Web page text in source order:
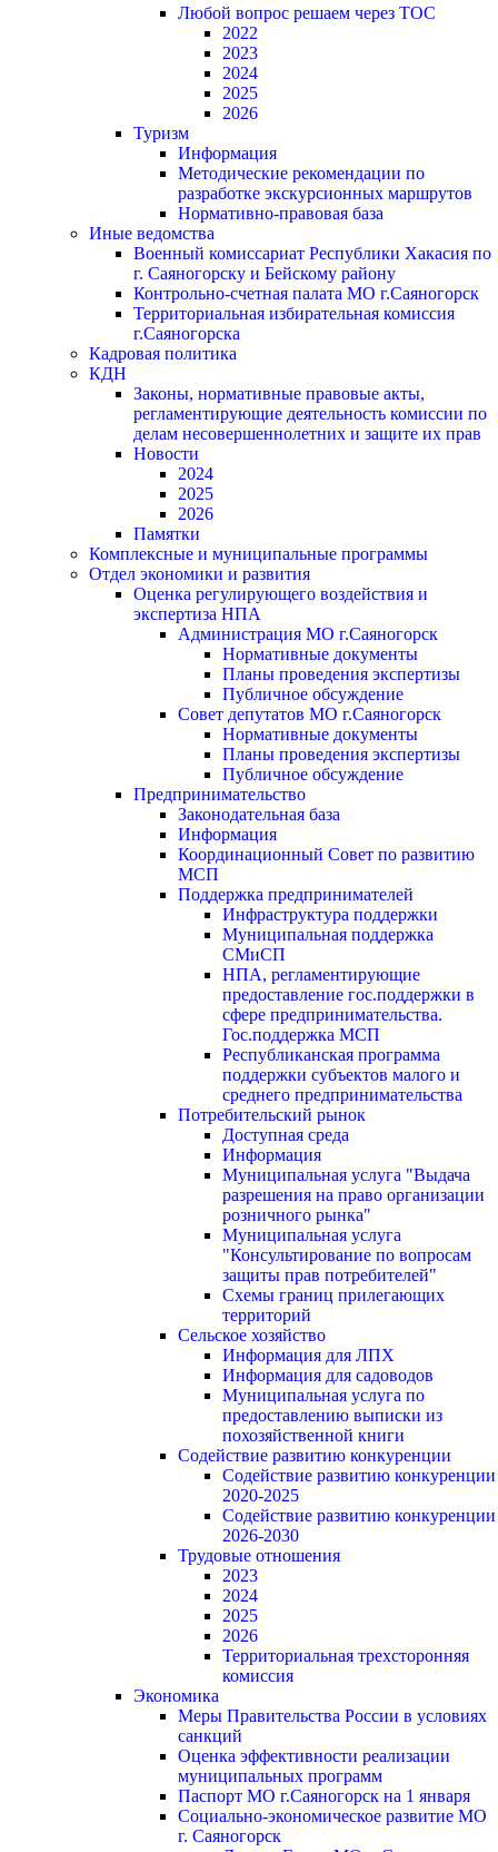
Любой вопрос решаем через ТОС
2022
2023
2024
2025
2026
Туризм
Информация
Методические рекомендации по
разработке экскурсионных маршрутов
Нормативно-правовая база
Иные ведомства
Военный комиссариат Республики Хакасия по
г. Саяногорску и Бейскому району
Контрольно-счетная палата МО г.Саяногорск
Территориальная избирательная комиссия
г.Саяногорска
Кадровая политика
КДН
Законы, нормативные правовые акты,
регламентирующие деятельность комиссии по
делам несовершеннолетних и защите их прав
Новости
2024
2025
2026
Памятки
Комплексные и муниципальные программы
Отдел экономики и развития
Оценка регулирующего воздействия и
экспертиза НПА
Администрация МО г.Саяногорск
Нормативные документы
Планы проведения экспертизы
Публичное обсуждение
Совет депутатов МО г.Саяногорск
Нормативные документы
Планы проведения экспертизы
Публичное обсуждение
Предпринимательство
Законодательная база
Информация
Координационный Совет по развитию
МСП
Поддержка предпринимателей
Инфраструктура поддержки
Муниципальная поддержка
СМиСП
НПА, регламентирующие
предоставление гос.поддержки в
сфере предпринимательства.
Гос.поддержка МСП
Республиканская программа
поддержки субъектов малого и
среднего предпринимательства
Потребительский рынок
Доступная среда
Информация
Муниципальная услуга "Выдача
разрешения на право организации
розничного рынка"
Муниципальная услуга
"Консультирование по вопросам
защиты прав потребителей"
Схемы границ прилегающих
территорий
Сельское хозяйство
Информация для ЛПХ
Информация для садоводов
Муниципальная услуга по
предоставлению выписки из
похозяйственной книги
Содействие развитию конкуренции
Содействие развитию конкуренции
2020-2025
Содействие развитию конкуренции
2026-2030
Трудовые отношения
2023
2024
2025
2026
Территориальная трехсторонняя
комиссия
Экономика
Меры Правительства России в условиях
санкций
Оценка эффективности реализации
муниципальных программ
Паспорт МО г.Саяногорск на 1 января
Социально-экономическое развитие МО
г. Саяногорск